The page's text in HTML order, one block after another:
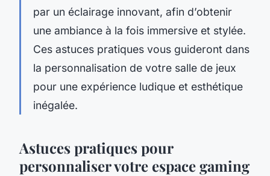
par un éclairage innovant, afin d’obtenir
une ambiance à la fois immersive et stylée.
Ces astuces pratiques vous guideront dans
la personnalisation de votre salle de jeux
pour une expérience ludique et esthétique
inégalée.
Astuces pratiques pour
personnaliser votre espace gaming